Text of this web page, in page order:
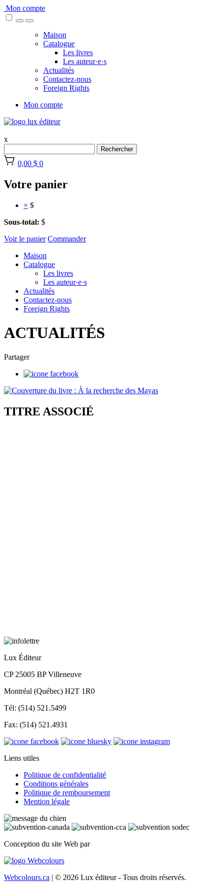
Skip
to
Mon compte
Maison
Catalogue
Les livres
Les auteur·e·s
Actualités
Contactez-nous
Foreign Rights
Mon compte
x
Rechercher
0,00 $ 0
Votre panier
× $
Sous-total: $
Voir le panier Commander
Maison
Catalogue
Les livres
Les auteur·e·s
Actualités
Contactez-nous
Foreign Rights
ACTUALITÉS
Partager
TITRE ASSOCIÉ
Lux Éditeur
CP 25005 BP Villeneuve
Montréal (Québec) H2T 1R0
Tél: (514) 521.5499
Fax: (514) 521.4931
Liens utiles
Politique de confidentialité
Conditions générales
Politique de remboursement
Mention légale
Conception du site Web par
Webcolours.ca | © 2026 Lux éditeur - Tous droits réservés.